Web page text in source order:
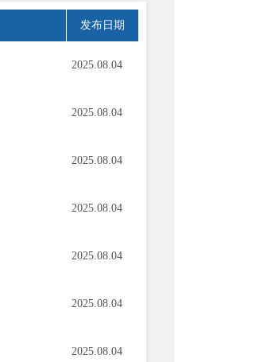
发布日期
2025.08.04
2025.08.04
2025.08.04
2025.08.04
2025.08.04
2025.08.04
2025.08.04